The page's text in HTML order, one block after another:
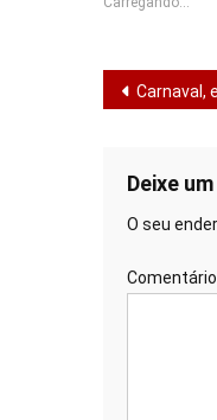
Post
Carnaval, empurrão e celular no
Deixe
O seu
Comentário